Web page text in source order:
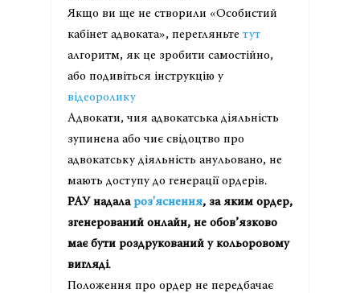
Якщо ви ще не створили «Особистий
кабінет адвоката», перегляньте тут
алгоритм, як це зробити самостійно,
або подивіться інструкцію у
відеоролику
Адвокати, чия адвокатська діяльність
зупинена або чиє свідоцтво про
адвокатську діяльність анульовано, не
мають доступу до генерації ордерів.
РАУ надала роз'яснення, за яким ордер,
згенерований онлайн, не обов’язково
має бути роздрукований у кольоровому
вигляді.
Положення про ордер не передбачає